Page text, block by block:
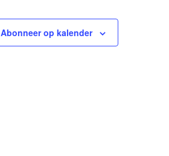
Abonneer op kalender